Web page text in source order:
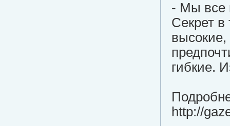
- Мы все
Секрет
гибкие.
http://